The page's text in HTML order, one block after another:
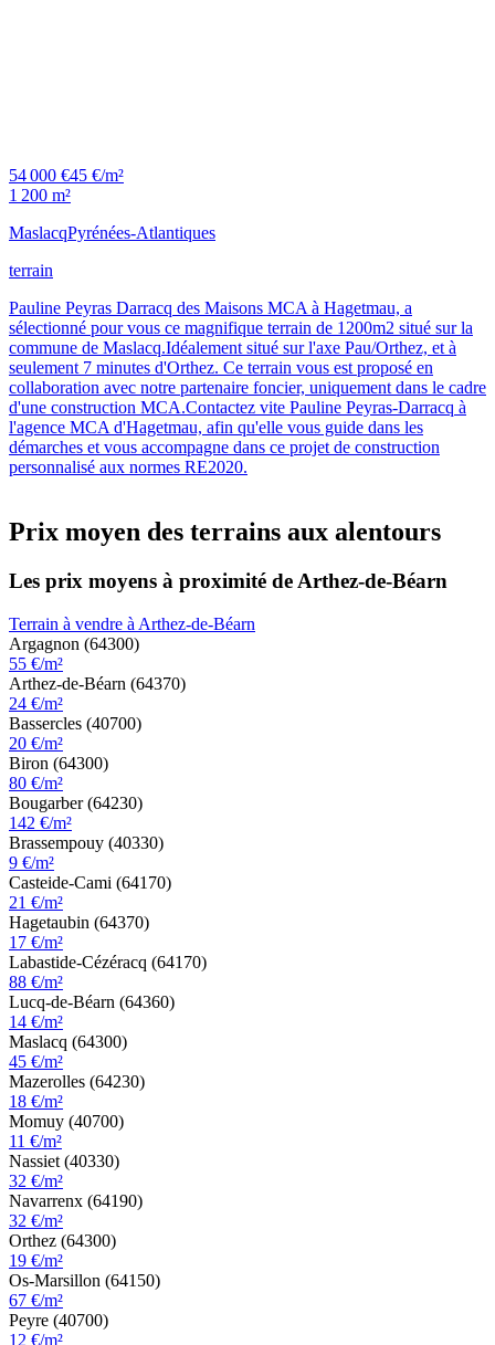
54 000 €45 €/m²
1 200 m²
MaslacqPyrénées-Atlantiques
terrain
Pauline Peyras Darracq des Maisons MCA à Hagetmau, a
sélectionné pour vous ce magnifique terrain de 1200m2 situé sur la
commune de Maslacq.Idéalement situé sur l'axe Pau/Orthez, et à
seulement 7 minutes d'Orthez. Ce terrain vous est proposé en
collaboration avec notre partenaire foncier, uniquement dans le cadre
d'une construction MCA.Contactez vite Pauline Peyras-Darracq à
l'agence MCA d'Hagetmau, afin qu'elle vous guide dans les
démarches et vous accompagne dans ce projet de construction
personnalisé aux normes RE2020.
Prix moyen des terrains aux alentours
Les prix moyens à proximité de Arthez-de-Béarn
Terrain à vendre à Arthez-de-Béarn
Argagnon (64300)
55 €/m²
Arthez-de-Béarn (64370)
24 €/m²
Bassercles (40700)
20 €/m²
Biron (64300)
80 €/m²
Bougarber (64230)
142 €/m²
Brassempouy (40330)
9 €/m²
Casteide-Cami (64170)
21 €/m²
Hagetaubin (64370)
17 €/m²
Labastide-Cézéracq (64170)
88 €/m²
Lucq-de-Béarn (64360)
14 €/m²
Maslacq (64300)
45 €/m²
Mazerolles (64230)
18 €/m²
Momuy (40700)
11 €/m²
Nassiet (40330)
32 €/m²
Navarrenx (64190)
32 €/m²
Orthez (64300)
19 €/m²
Os-Marsillon (64150)
67 €/m²
Peyre (40700)
12 €/m²